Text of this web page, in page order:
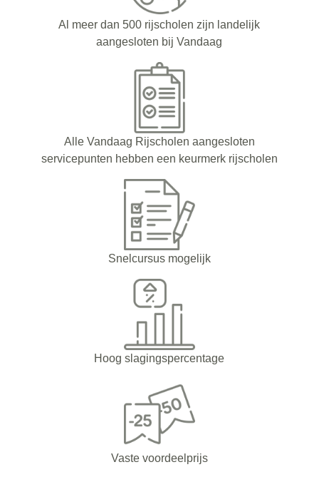
Al meer dan 500 rijscholen zijn landelijk
aangesloten bij Vandaag
Alle Vandaag Rijscholen aangesloten
servicepunten hebben een keurmerk rijscholen
Snelcursus mogelijk
Hoog slagingspercentage
Vaste voordeelprijs